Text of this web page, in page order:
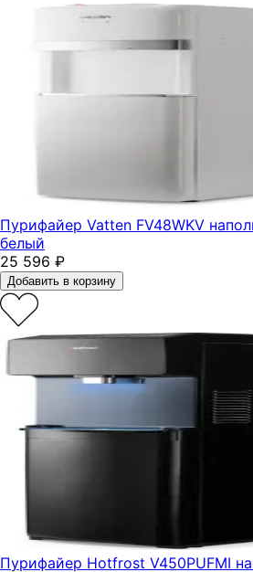
Пурифайер Vatten FV48WKV
белый
25 596 ₽
Добавить в корзину
Пурифайер Hotfrost V450PUFMI